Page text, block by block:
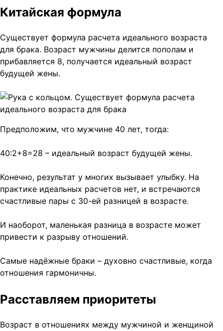
Китайская формула
Существует формула расчета идеального возраста
для брака. Возраст мужчины делится пополам и
прибавляется 8, получается идеальный возраст
будущей жены.
Предположим, что мужчине 40 лет, тогда:
40:2+8=28 – идеальный возраст будущей жены.
Конечно, результат у многих вызывает улыбку. На
практике идеальных расчетов нет, и встречаются
счастливые пары с 30-ей разницей в возрасте.
И наоборот, маленькая разница в возрасте может
привести к разрыву отношений.
Самые надёжные браки – духовно счастливые, когда
отношения гармоничны.
Расставляем приоритеты
Возраст в отношениях между мужчиной и женщиной